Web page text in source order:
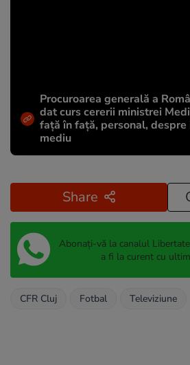
Procuroarea generală a
dat curs cererii ministrei
față în față, personal,
mediu
Share
Abonați-vă la canalul
a fi la curent cu
CFR Cluj Fotbal Televiziune